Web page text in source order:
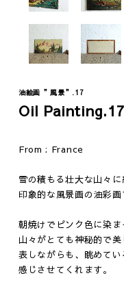
Fashion
ウェア
油絵画 ”風景”.17
Oil Painting.17
From : France
雪の積もる壮大な山々
印象的な風景画の油彩画
朝焼けでピンク色に染
山々がとても神秘的で
表しながらも、眺めて
感じさせてくれます。